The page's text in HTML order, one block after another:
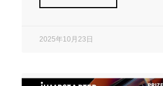
2025年10月23日